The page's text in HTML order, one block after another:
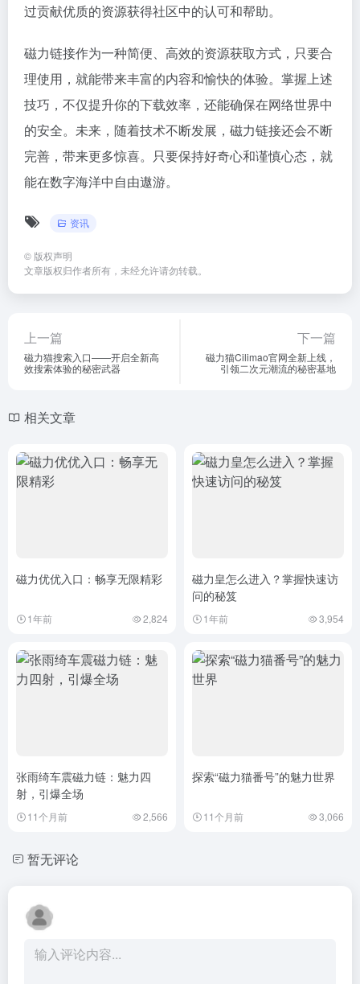
过贡献优质的资源获得社区中的认可和帮助。
磁力链接作为一种简便、高效的资源获取方式，只要合
理使用，就能带来丰富的内容和愉快的体验。掌握上述
技巧，不仅提升你的下载效率，还能确保在网络世界中
的安全。未来，随着技术不断发展，磁力链接还会不断
完善，带来更多惊喜。只要保持好奇心和谨慎心态，就
能在数字海洋中自由遨游。
资讯
© 版权声明
文章版权归作者所有，未经允许请勿转载。
上一篇
磁力猫搜索入口——开启全新高
效搜索体验的秘密武器
下一篇
磁力猫Cilimao官网全新上线，
引领二次元潮流的秘密基地
相关文章
磁力优优入口：畅享无限精彩
1年前 2,824
磁力皇怎么进入？掌握快速访
问的秘笈
1年前 3,954
张雨绮车震磁力链：魅力四
射，引爆全场
11个月前 2,566
探索“磁力猫番号”的魅力世界
11个月前 3,066
暂无评论